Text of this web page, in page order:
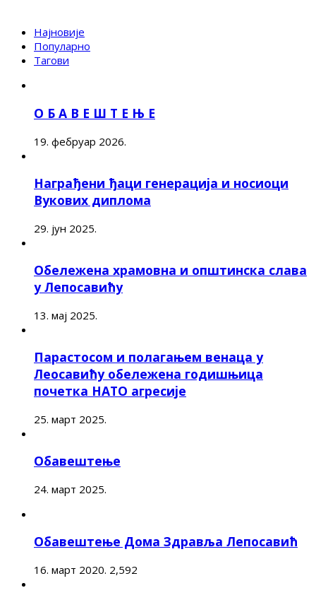
Најновије
Популарно
Тагови
О Б А В Е Ш Т Е Њ Е
19. фебруар 2026.
Награђени ђаци генерација и носиоци
Вукових диплома
29. јун 2025.
Обележена храмовна и општинска слава
у Лепосавићу
13. мај 2025.
Парастосом и полагањем венаца у
Леосавићу обележена годишњица
почетка НАТО агресије
25. март 2025.
Обавештење
24. март 2025.
Обавештење Дома Здравља Лепосавић
16. март 2020. 2,592